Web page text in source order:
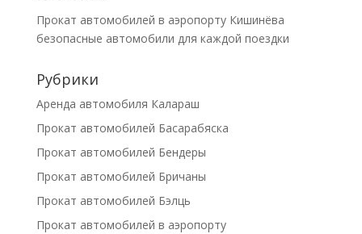
Прокат автомобилей в аэропорту Кишинёва
безопасные автомобили для каждой поездки
Рубрики
Аренда автомобиля Калараш
Прокат автомобилей Басарабяска
Прокат автомобилей Бендеры
Прокат автомобилей Бричаны
Прокат автомобилей Бэлць
Прокат автомобилей в аэропорту